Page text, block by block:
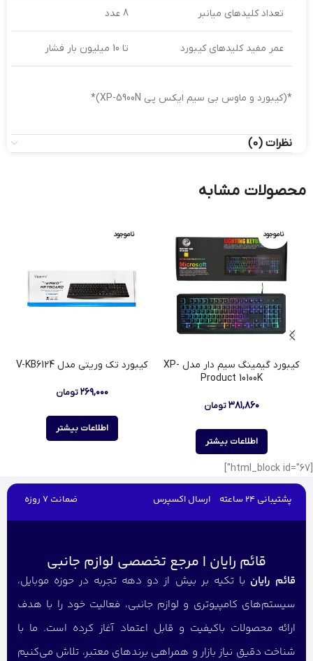
تعداد کلیدهای میانبر 8 عدد
عمر مفید کلیدهای کیبورد تا 10 میلیون بار فشار
*(کیبورد و ماوس بی سیم ایکس پی XP-5900N)*
نظرات (0)
محصولات مشابه
ناموجود
کیبورد گیمینگ سیم دار مدل XP-
Product 10100K
۳۸۱,۸۶۰ تومان
اطلاعات بیشتر
ناموجود
کیبورد تک وریتی مدل V-KB6124
۲۶۹,۰۰۰ تومان
اطلاعات بیشتر
[html_block id="67"]
پشتیبانی 24 ساعته ارسال اکسپرس ضمانت 7 روزه
قائم رایان | مرجع تخصصی لوازم جانبی
قائم رایان با تکیه بر بیش از دو دهه تجربه در حوزه موبایل،
سیستم‌های کامپیوتری و لوازم جانبی، فعالیت خود را با هدف
ارائه محصولات باکیفیت و قابل اعتماد آغاز کرده است. ما با
شناخت دقیق نیاز بازار و همراهی برندهای معتبر، تلاش می‌کنیم